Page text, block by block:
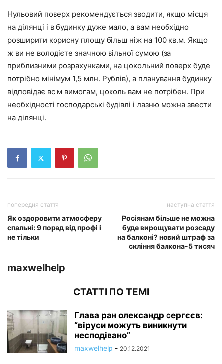
Нульовий поверх рекомендується зводити, якщо місця
на ділянці і в будинку дуже мало, а вам необхідно
розширити корисну площу більш ніж на 100 кв.м. Якщо
ж ви не володієте значною вільної сумою (за
приблизними розрахунками, на цокольний поверх буде
потрібно мінімум 1,5 млн. Рублів), а планування будинку
відповідає всім вимогам, цоколь вам не потрібен. При
необхідності господарські будівлі і лазню можна звести
на ділянці.
попередня стаття
Як оздоровити атмосферу
спальні: 9 порад від профі і
не тільки
наступна стаття
Росіянам більше не можна
буде вирощувати розсаду
на балконі? новий штраф за
скління балкона-5 тисяч
maxwelhelp
СТАТТІ ПО ТЕМІ
Глава ран олександр сергєєв:
“віруси можуть виникнути
несподівано”
maxwelhelp - 20.12.2021